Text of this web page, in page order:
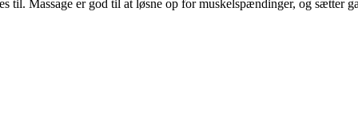
til. Massage er god til at løsne op for muskelspændinger, og sætter